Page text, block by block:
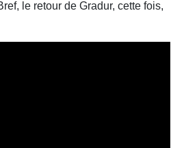
le retour de Gradur, cette fois,